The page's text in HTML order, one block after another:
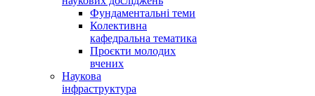
Фундаментальні теми
Колективна
кафедральна тематика
Проєкти молодих
вчених
Наукова
інфраструктура